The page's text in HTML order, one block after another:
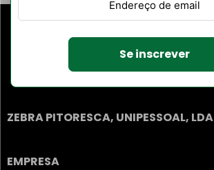
ZEBRA PITORESCA, UNIPESSOAL, LDA
EMPRESA
Se inscrever